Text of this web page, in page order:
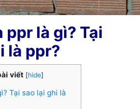
ppr là gì? Tại
là ppr?
viết [hide]
Tại sao lại ghi là